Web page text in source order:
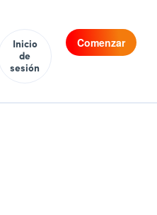
Inicio
de
sesión
Comenzar